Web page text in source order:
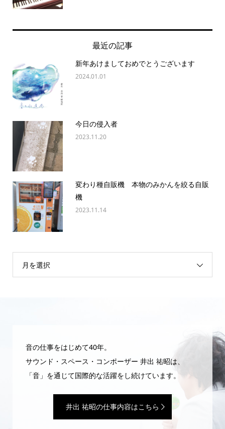
最近の記事
新年あけましておめでとうございます
2024.01.01
今日の侵入者
2023.11.20
変わり種自販機 本物のみかんを絞る自販
機
2023.11.14
月を選択
音の仕事をはじめて40年。
サウンド・スペース・コンポーザー 井出 祐昭は、
「音」を通じて国際的な活躍をし続けています。
井出 祐昭の仕事内容はこちら